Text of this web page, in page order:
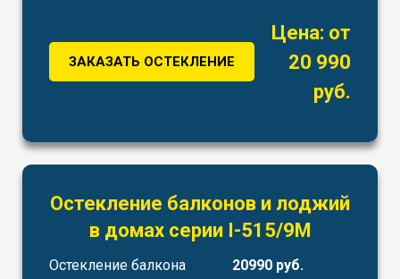
ЗАКАЗАТЬ ОСТЕКЛЕНИЕ
Цена: от
20 990
руб.
Остекление балконов и лоджий
в домах серии I-515/9М
Остекление балкона 20990 руб.